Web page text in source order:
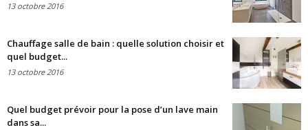
13 octobre 2016
Chauffage salle de bain : quelle solution choisir et
quel budget...
13 octobre 2016
Quel budget prévoir pour la pose d’un lave main
dans sa...